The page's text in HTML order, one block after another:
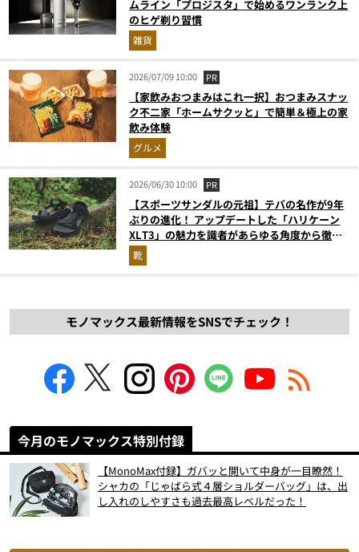
ムライン「プロジスタ」で始めるワンランク上
のヒゲ剃り習慣
雑貨
2026/07/09 10:00 PR
【家飲みおつまみはこれ一択】おつまみスナッ
ク不二家「ホームサクッと」で簡単＆極上の家
飲み体験
グルメ
2026/06/30 10:00 PR
【スポーツサンダルの元祖】テバの名作が9年
ぶりの進化！ アップデートした「ハリケーン
XLT3」の魅力を識者があらゆる角度から徹底
解説！
靴
モノマックス最新情報をSNSでチェック！
今月のモノマックス特別付録
【MonoMax付録】ガバッと開いて中身が一目瞭然！
シャカの「じゃばら式４層ショルダーバッグ」は、出
し入れのしやすさも過去最高レベルだった！